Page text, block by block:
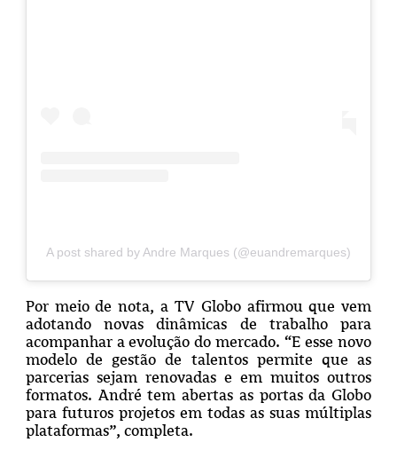
A post shared by Andre Marques (@euandremarques)
Por meio de nota, a TV Globo afirmou que vem
adotando novas dinâmicas de trabalho para
acompanhar a evolução do mercado. “E esse novo
modelo de gestão de talentos permite que as
parcerias sejam renovadas e em muitos outros
formatos. André tem abertas as portas da Globo
para futuros projetos em todas as suas múltiplas
plataformas”, completa.